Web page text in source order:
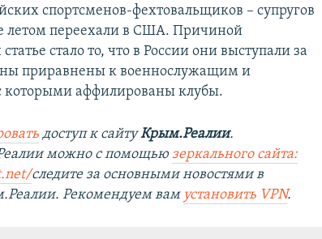
спортсменов-фехтовальщиков – супругов
летом переехали в США. Причиной
стало то, что в России они выступали за
приравнены к военнослужащим и
которыми аффилированы клубы.
доступ к сайтуКрым.Реалии.
можно с помощьюзеркального сайта:
следите за основными новостями в
Рекомендуем вам установить VPN.